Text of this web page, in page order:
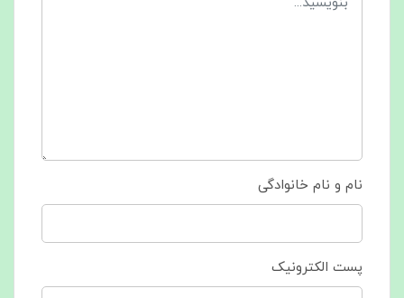
نام و نام خانوادگی
پست الکترونیک